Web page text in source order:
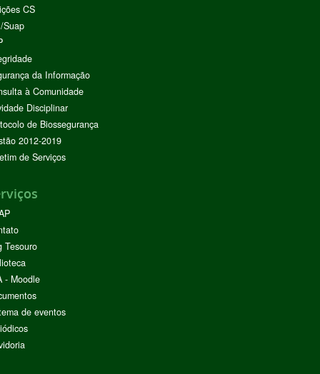
CS
Suap
da Informação
à Comunidade
Disciplinar
de Biossegurança
2012-2019
de Serviços
Tesouro
- Moodle
de eventos